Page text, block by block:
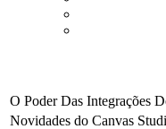
O Poder Das Integrações
Novidades do Canvas